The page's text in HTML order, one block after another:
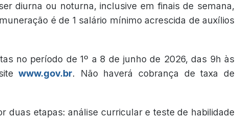
diurna ou noturna, inclusive em finais de semana,
é de 1 salário mínimo acrescida de auxílios
no período de 1º a 8 de junho de 2026, das 9h às
www.gov.br. Não haverá cobrança de taxa de
duas etapas: análise curricular e teste de habilidade